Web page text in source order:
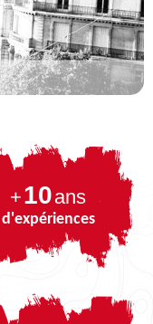
+10ans
d'expériences